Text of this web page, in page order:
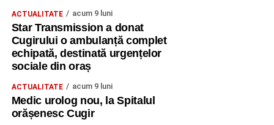
ACTUALITATE acum 9 luni
Star Transmission a donat
Cugirului o ambulanță complet
echipată, destinată urgențelor
sociale din oraș
ACTUALITATE acum 9 luni
Medic urolog nou, la Spitalul
orășenesc Cugir